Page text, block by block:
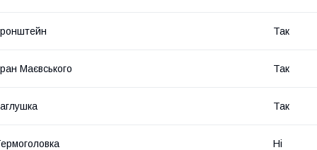
Так
Маєвського Так
Так
Ні